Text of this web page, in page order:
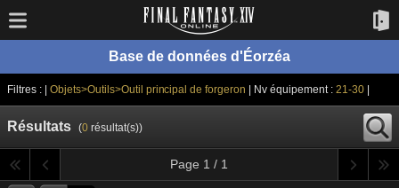
Base de données d'Éorzéa
Filtres : | Objets>Outils>Outil principal de forgeron | Nv équipement : 21-30|
Résultats (0résultat(s))
Page 1 / 1